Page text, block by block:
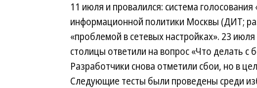
11 июля и провалился: система
информационной политики Москвы (ДИТ;
«проблемой в сетевых настройках». 23
столицы ответили на вопрос «Что делать
Разработчики снова отметили сбои, но в
Следующие тесты были проведены среди